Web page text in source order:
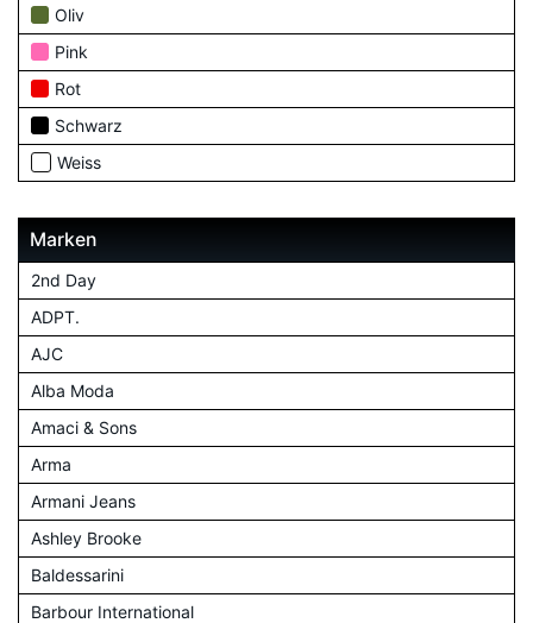
Oliv
Pink
Rot
Schwarz
Weiss
Marken
2nd Day
ADPT.
AJC
Alba Moda
Amaci & Sons
Arma
Armani Jeans
Ashley Brooke
Baldessarini
Barbour International